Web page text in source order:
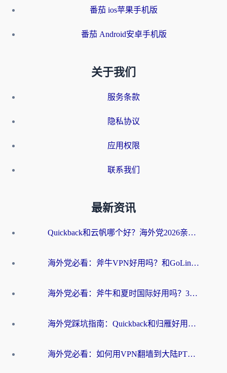
番茄 ios苹果手机版
番茄 Android安卓手机版
关于我们
服务条款
隐私协议
应用权限
联系我们
最新资讯
Quickback和云帆哪个好？海外党2026亲测指南：选对加速器大陆工具，无缝刷国内剧玩国服
海外党必看：斧牛VPN好用吗？和GoLinkVPN对比哪个回国效果更好？
海外党必看：斧牛和夏时国际好用吗？3步选对回国加速器，无缝刷国内资源
海外党踩坑指南：Quickback和归雁好用吗？选对加速器才能无缝刷国内资源
海外党必看：如何用VPN翻墙到大陆PTT？一篇解决你所有回国加速痛点